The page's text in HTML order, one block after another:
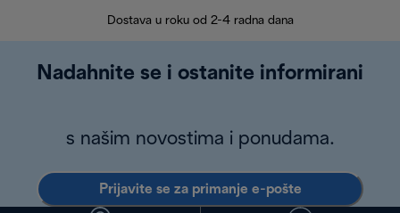
Dostava u roku od 2-4 radna dana
Nadahnite se i ostanite informirani
s našim novostima i ponudama.
Prijavite se za primanje e-pošte